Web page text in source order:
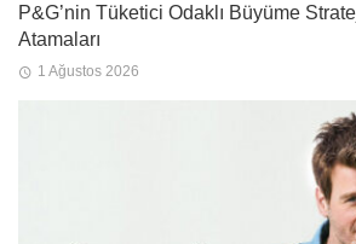
P&G’nin Tüketici Odaklı Büyüme
Atamaları
1 Ağustos 2026